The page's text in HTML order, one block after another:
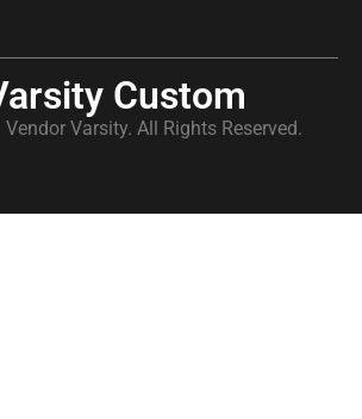
Custom
Varsity. All Rights Reserved.